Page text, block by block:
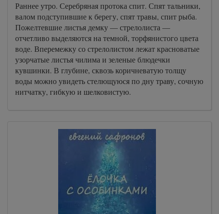
Раннее утро. Серебряная протока спит. Спят тальники,
валом подступившие к берегу, спят травы, спит рыба.
Пожелтевшие листья демку — стрелолиста —
отчетливо выделяются на темной, торфянистого цвета
воде. Вперемежку со стрелолистом лежат красноватые
узорчатые листья чилима и зеленые блюдечки
кувшинки. В глубине, сквозь коричневатую толщу
воды можно увидеть стелющуюся по дну траву, сочную
нитчатку, гибкую и шелковистую.